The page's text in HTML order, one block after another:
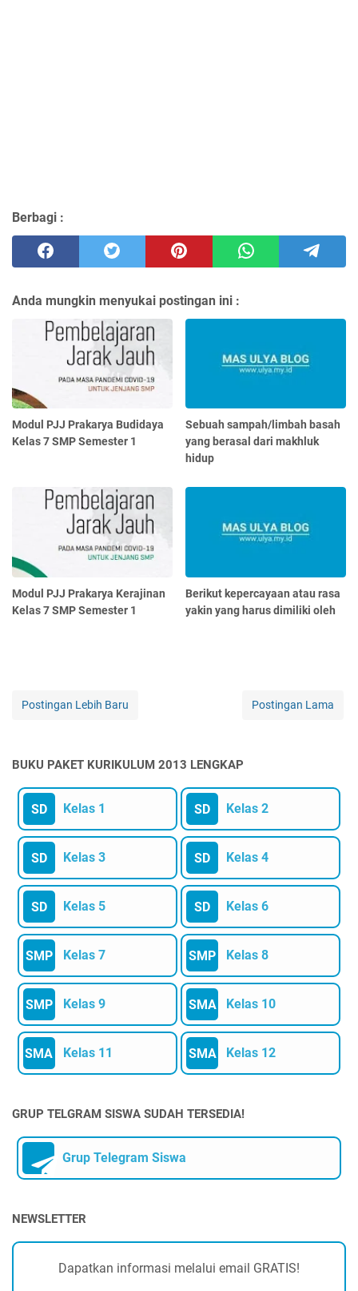
Berbagi :
Anda mungkin menyukai postingan ini :
Modul PJJ Prakarya Budidaya
Kelas 7 SMP Semester 1
Sebuah sampah/limbah basah
yang berasal dari makhluk
hidup
Modul PJJ Prakarya Kerajinan
Kelas 7 SMP Semester 1
Berikut kepercayaan atau rasa
yakin yang harus dimiliki oleh
Postingan Lebih Baru Postingan Lama
BUKU PAKET KURIKULUM 2013 LENGKAP
SD Kelas 1 SD Kelas 2
SD Kelas 3 SD Kelas 4
SD Kelas 5 SD Kelas 6
SMP Kelas 7 SMP Kelas 8
SMP Kelas 9 SMA Kelas 10
SMA Kelas 11 SMA Kelas 12
GRUP TELGRAM SISWA SUDAH TERSEDIA!
Grup Telegram Siswa
NEWSLETTER
Dapatkan informasi melalui email GRATIS!